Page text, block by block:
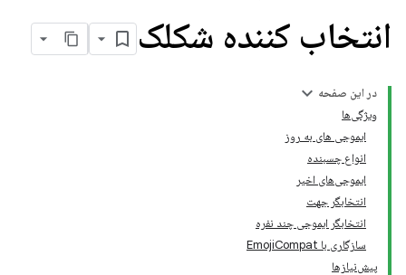
انتخاب کننده شکلک
در این صفحه
ویژگی‌ها
ایموجی های به روز
انواع چسبنده
ایموجی‌های اخیر
انتخابگر جهت
انتخابگر ایموجی چند نفره
سازگاری با EmojiCompat
پیش‌نیازها